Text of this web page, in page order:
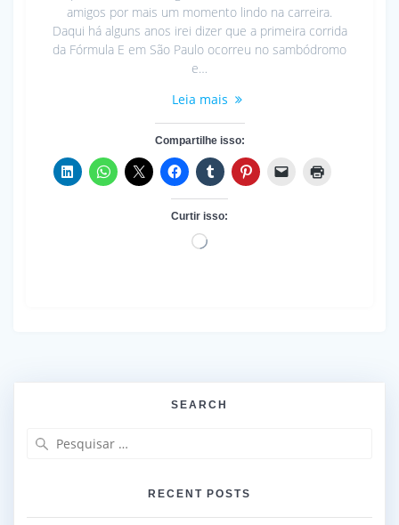
amigos por mais um momento lindo na carreira.
Daqui há alguns anos irei dizer que a primeira corrida
da Fórmula E em São Paulo ocorreu no sambódromo
e…
Leia mais
Compartilhe isso:
Curtir isso:
Carregando...
SEARCH
RECENT POSTS